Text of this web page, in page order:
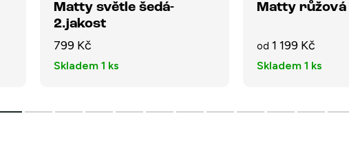
Matty světle šedá-
2.jakost
799 Kč
Skladem 1 ks
Matty růžová
od 1 199 Kč
Skladem 1 ks